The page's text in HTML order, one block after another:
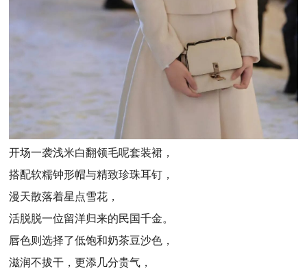
开场一袭浅米白翻领毛呢套装裙，
搭配软糯钟形帽与精致珍珠耳钉，
漫天散落着星点雪花，
活脱脱一位留洋归来的民国千金。
唇色则选择了低饱和奶茶豆沙色，
滋润不拔干，更添几分贵气，